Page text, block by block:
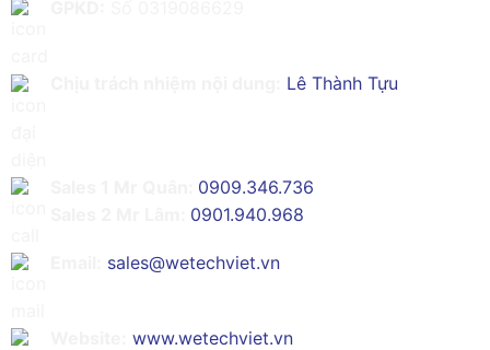
Lê Thành Tựu
0909.346.736
0901.940.968
sales@wetechviet.vn
www.wetechviet.vn